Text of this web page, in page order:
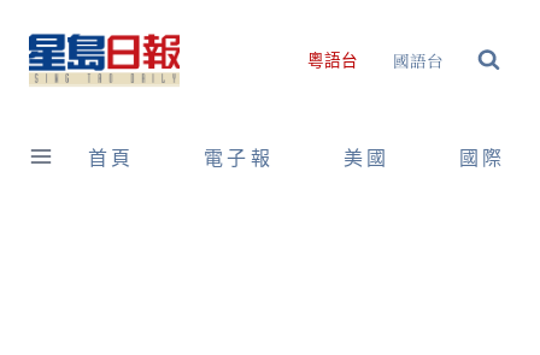
content
粵語台 國語台
首頁 電子報 美國 國際